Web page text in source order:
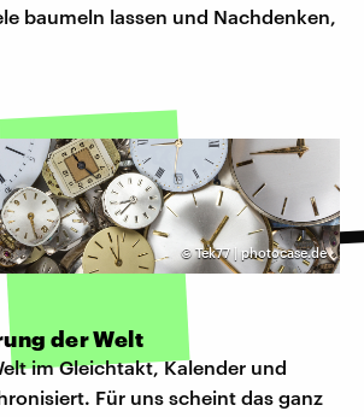
baumeln lassen und Nachdenken,
©Tek77 | photocase.de
der Welt
im Gleichtakt, Kalender und
Für uns scheint das ganz